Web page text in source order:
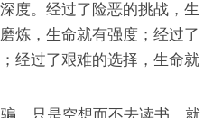
度。经过了险恶的挑战，生
炼，生命就有强度；经过了
经过了艰难的选择，生命就
，只是空想而不去读书，就